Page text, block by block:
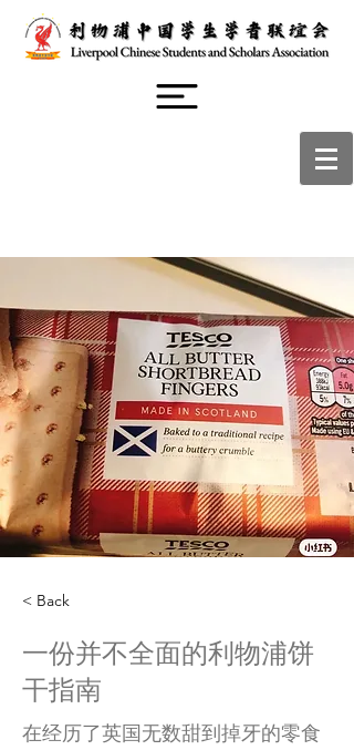
< Back
一份并不全面的利物浦饼
干指南
在经历了英国无数甜到掉牙的零食